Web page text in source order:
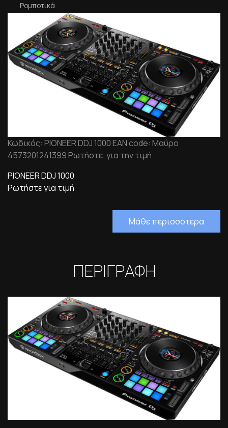
Ρομποτικά
Κωδικός: PIONEER DDJ 1000 EAN code: Μαύρο
4573201241399 Ρωτήστε. για την τιμή
PIONEER DDJ 1000
Ρωτήστε για τιμή
Μάθε περισσότερα
ΠΕΡΙΓΡΑΦΗ